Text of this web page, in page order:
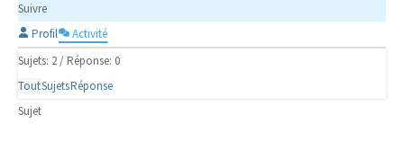
Suivre
Profil
Activité
Sujets: 2/ Réponse: 0
ToutSujetsRéponse
Sujet